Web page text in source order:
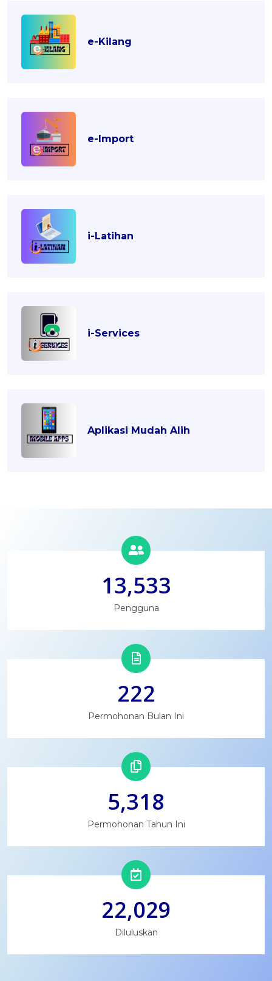
e-Kilang
e-Import
i-Latihan
i-Services
Aplikasi Mudah Alih
13,533
Pengguna
222
Permohonan Bulan Ini
5,318
Permohonan Tahun Ini
22,029
Diluluskan